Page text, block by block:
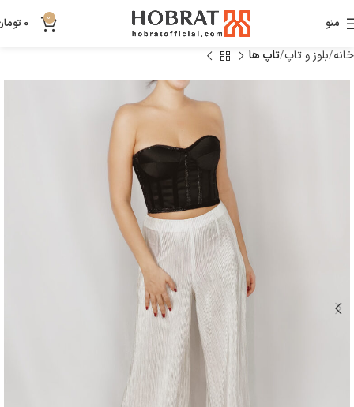
منو 0
0
خانه بلوز و تاپ تاپ ها